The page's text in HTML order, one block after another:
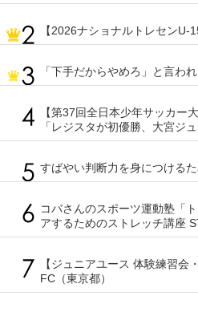
【2026ナショナルトレセンU-
「下手だからやめろ」と言わ
【第37回全日本少年サッカー
「レジスタが初優勝、大宮ジ
すばやい判断力を身につけるた
コバさんのスポーツ運動塾「
アするためのストレッチ講座
【ジュニアユース 体験練習会
FC（東京都）